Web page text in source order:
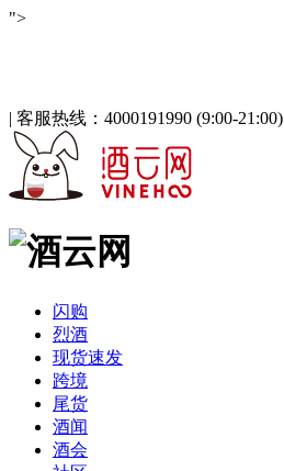
">
| 客服热线：4000191990 (9:00-21:00)
闪购
烈酒
现货速发
跨境
尾货
酒闻
酒会